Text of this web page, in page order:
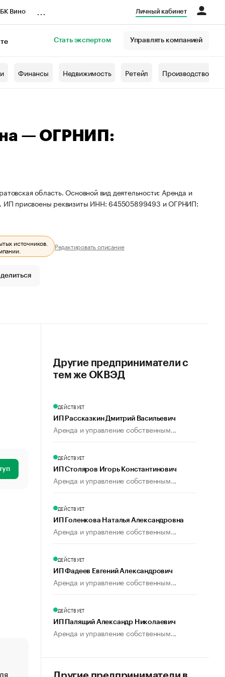
Вино Личный кабинет
Стать экспертом Управлять компанией
Финансы Недвижимость Ретейл Производство
— ОГРНИП:
область. Основной вид деятельности: Аренда и
ИП присвоены реквизиты ИНН: 645505899493 и ОГРНИП:
источников. Редактировать описание
«От спорта тело стареет иначе». Как живет глава
Другие предприниматели с
тем же ОКВЭД
ДЕЙСТВУЕТ
ИП Рассказкин Дмитрий Васильевич
Аренда и управление собственным...
ДЕЙСТВУЕТ
ИП Столяров Игорь Константинович
Аренда и управление собственным...
ДЕЙСТВУЕТ
ИП Голенкова Наталья Александровна
Аренда и управление собственным...
ДЕЙСТВУЕТ
ИП Фадеев Евгений Александрович
Аренда и управление собственным...
ДЕЙСТВУЕТ
ИП Палящий Александр Николаевич
Аренда и управление собственным...